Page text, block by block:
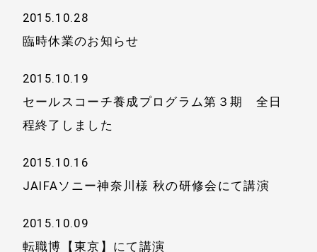
2015.10.28
臨時休業のお知らせ
2015.10.19
セールスコーチ養成プログラム第３期 全日
程終了しました
2015.10.16
JAIFAソニー神奈川様 秋の研修会にて講演
2015.10.09
転職博【東京】にて講演